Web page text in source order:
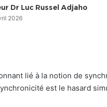
Dr Luc Russel Adjaho
2026
lié à la notion de
est le hasard